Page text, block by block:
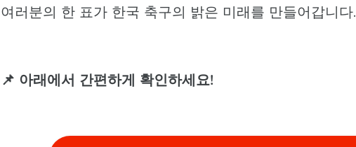
여러분의 한 표가 한국 축구의 밝은 미래를 만들어갑니다.
📌 아래에서 간편하게 확인하세요!